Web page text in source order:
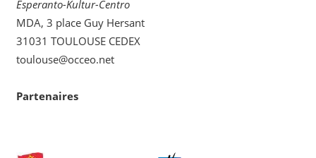
Esperanto-Kultur-Centro
MDA, 3 place Guy Hersant
31031 TOULOUSE CEDEX
toulouse@occeo.net
Partenaires